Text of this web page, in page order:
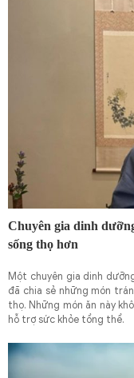
Chuyên gia dinh
sống thọ hơn
Một chuyên gia dinh
đã chia sẻ những món
thọ. Những món ăn này
hỗ trợ sức khỏe tổng thể.